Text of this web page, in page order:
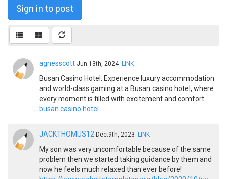
Sign in to post
agnesscott Jun.13th, 2024 LINK
Busan Casino Hotel: Experience luxury accommodation
and world-class gaming at a Busan casino hotel, where
every moment is filled with excitement and comfort.
busan casino hotel
JACKTHOMUS12 Dec.9th, 2023 LINK
My son was very uncomfortable because of the same
problem then we started taking guidance by them and
now he feels much relaxed than ever before!